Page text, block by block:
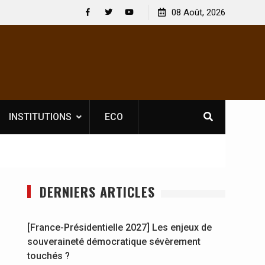
licence obligatoire pour les spectacles : En
l’opérateur culturel Soldat Jahboy se
[France-
souveraineté
08 Août, 2026
INSTITUTIONS ECO
DERNIERS ARTICLES
[France-Présidentielle 2027] Les enjeux de
souveraineté démocratique sévèrement
touchés ?